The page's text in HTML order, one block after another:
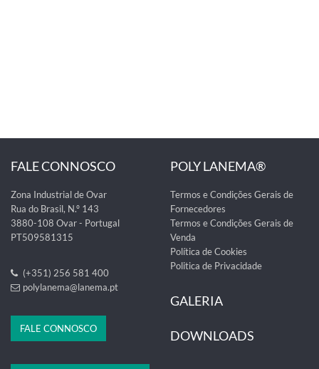
FALE CONNOSCO
Zona Industrial de Ovar
Rua do Brasil, N.º 143
3880-108 Ovar - Portugal
PT509581315
(+351) 256 581 400
polylanema@lanema.pt
FALE CONNOSCO
POLY LANEMA®
Termos e Condições Gerais de
Fornecedores
Termos e Condições Gerais de
Venda
Política de Cookies
Politica de Privacidade
GALERIA
DOWNLOADS